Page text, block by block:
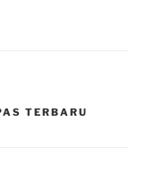
TERBARU